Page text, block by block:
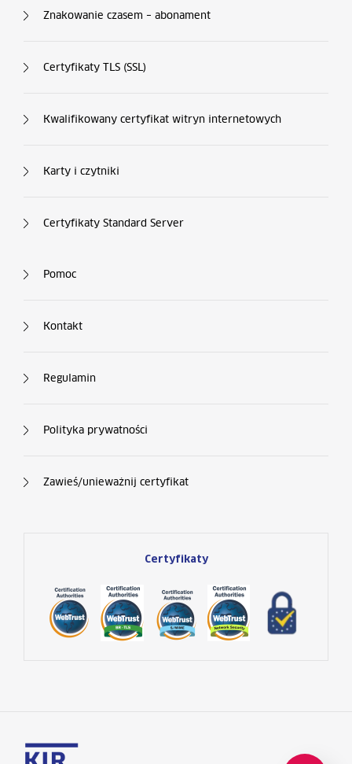
Znakowanie czasem – abonament
Certyfikaty TLS (SSL)
Kwalifikowany certyfikat witryn internetowych
Karty i czytniki
Certyfikaty Standard Server
Pomoc
Kontakt
Regulamin
Polityka prywatności
Zawieś/unieważnij certyfikat
Certyfikaty